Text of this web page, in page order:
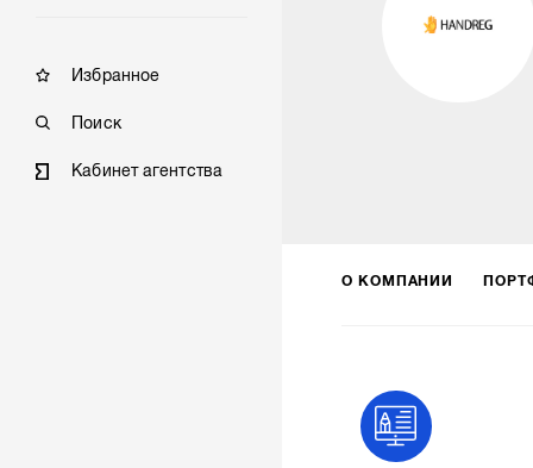
Избранное
Поиск
Кабинет агентства
О КОМПАНИИ